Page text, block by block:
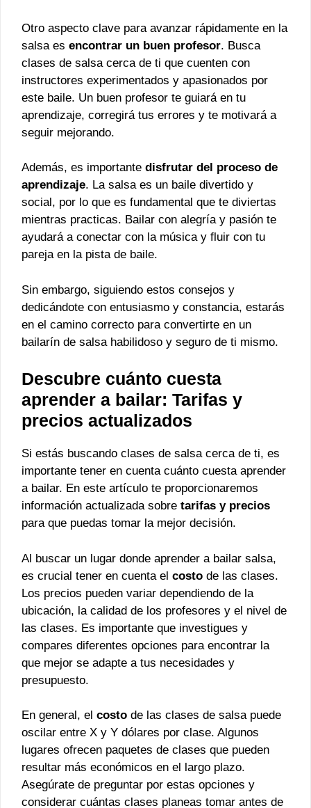
Otro aspecto clave para avanzar rápidamente en la
salsa es encontrar un buen profesor. Busca
clases de salsa cerca de ti que cuenten con
instructores experimentados y apasionados por
este baile. Un buen profesor te guiará en tu
aprendizaje, corregirá tus errores y te motivará a
seguir mejorando.
Además, es importante disfrutar del proceso de
aprendizaje. La salsa es un baile divertido y
social, por lo que es fundamental que te diviertas
mientras practicas. Bailar con alegría y pasión te
ayudará a conectar con la música y fluir con tu
pareja en la pista de baile.
Sin embargo, siguiendo estos consejos y
dedicándote con entusiasmo y constancia, estarás
en el camino correcto para convertirte en un
bailarín de salsa habilidoso y seguro de ti mismo.
Descubre cuánto cuesta
aprender a bailar: Tarifas y
precios actualizados
Si estás buscando clases de salsa cerca de ti, es
importante tener en cuenta cuánto cuesta aprender
a bailar. En este artículo te proporcionaremos
información actualizada sobre tarifas y precios
para que puedas tomar la mejor decisión.
Al buscar un lugar donde aprender a bailar salsa,
es crucial tener en cuenta el costo de las clases.
Los precios pueden variar dependiendo de la
ubicación, la calidad de los profesores y el nivel de
las clases. Es importante que investigues y
compares diferentes opciones para encontrar la
que mejor se adapte a tus necesidades y
presupuesto.
En general, el costo de las clases de salsa puede
oscilar entre X y Y dólares por clase. Algunos
lugares ofrecen paquetes de clases que pueden
resultar más económicos en el largo plazo.
Asegúrate de preguntar por estas opciones y
considerar cuántas clases planeas tomar antes de